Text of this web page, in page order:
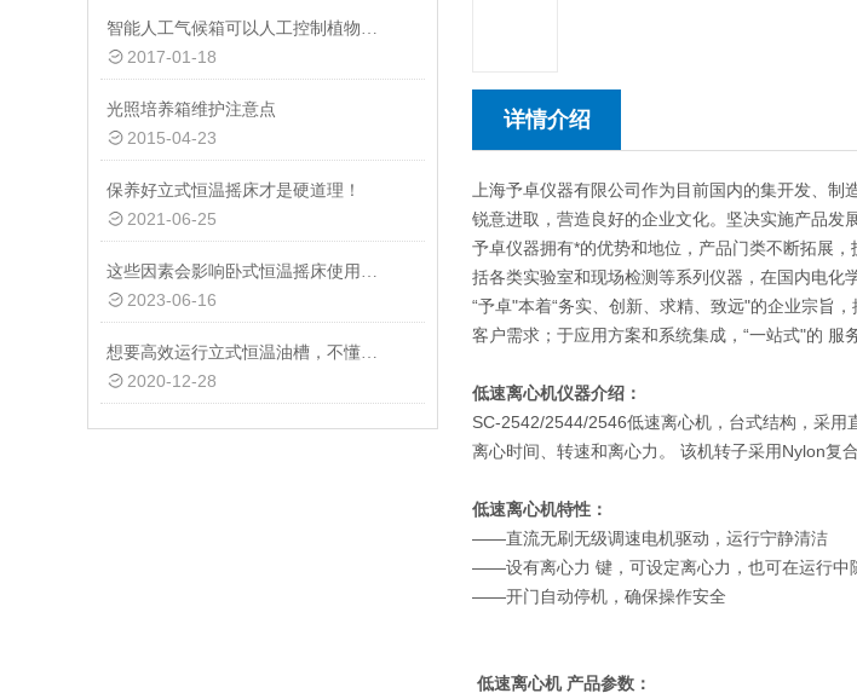
智能人工气候箱可以人工控制植物生长温度湿度
2017-01-18
光照培养箱维护注意点
2015-04-23
保养好立式恒温摇床才是硬道理！
2021-06-25
这些因素会影响卧式恒温摇床使用效果，一定要注意哦！
2023-06-16
想要高效运行立式恒温油槽，不懂这些可以不行
2020-12-28
详情介绍
上海予卓仪器有限公司作为目前国内的集开发、
锐意进取，营造良好的企业文化。坚决实施产品发
予卓仪器拥有*的优势和地位，产品门类不断拓展
括各类实验室和现场检测等系列仪器，在国内电化
“予卓"本着“务实、创新、求精、致远"的企业宗旨
客户需求；于应用方案和系统集成，“一站式"的 服务
低速离心机仪器介绍：
SC-2542/2544/2546低速离心机，台式结构，采
离心时间、转速和离心力。 该机转子采用Nylon复
低速离心机特性：
——直流无刷无级调速电机驱动，运行宁静清洁
——设有离心力 键，可设定离心力，也可在运行中
——开门自动停机，确保操作安全
低速离心机 产品参数：